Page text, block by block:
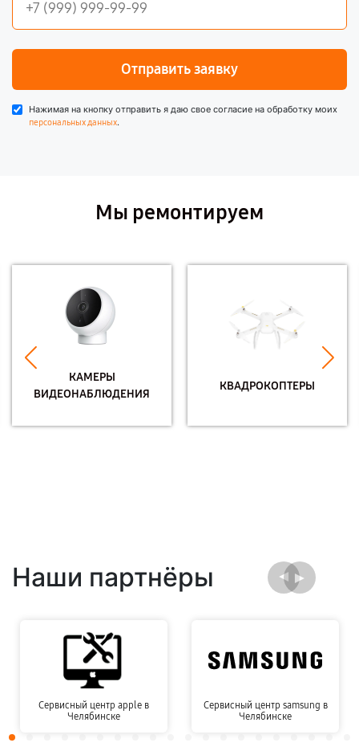
Отправить заявку
Нажимая на кнопку отправить я даю свое согласие на обработку моих
персональных данных.
Мы ремонтируем
КАМЕРЫ
ВИДЕОНАБЛЮДЕНИЯ
КВАДРОКОПТЕРЫ
Наши партнёры
Сервисный центр apple в
Челябинске
Сервисный центр samsung в
Челябинске